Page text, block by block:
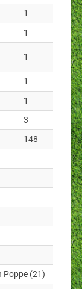
1
1
1
1
1
3
148
Poppe (21)